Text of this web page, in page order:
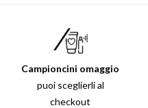
Campioncini omaggio
puoi sceglierli al
checkout